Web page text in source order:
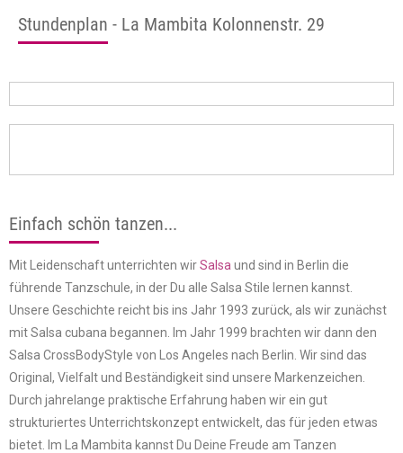
Stundenplan - La Mambita Kolonnenstr. 29
Einfach schön tanzen...
Mit Leidenschaft unterrichten wirSalsa und sind in Berlin die
führende Tanzschule, in der Du alle Salsa Stile lernen kannst.
Unsere Geschichte reicht bis ins Jahr 1993 zurück, als wir zunächst
mit Salsa cubana begannen. Im Jahr 1999 brachten wir dann den
Salsa CrossBodyStyle von Los Angeles nach Berlin. Wir sind das
Original, Vielfalt und Beständigkeit sind unsere Markenzeichen.
Durch jahrelange praktische Erfahrung haben wir ein gut
strukturiertes Unterrichtskonzept entwickelt, das für jeden etwas
bietet. Im La Mambita kannst Du Deine Freude am Tanzen